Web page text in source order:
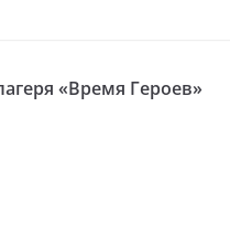
«Время Героев»